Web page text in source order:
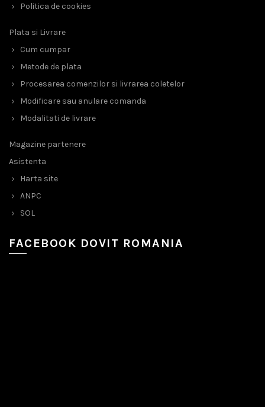
Politica de cookies
Plata si Livrare
Cum cumpar
Metode de plata
Procesarea comenzilor si livrarea coletelor
Modificare sau anulare comanda
Modalitati de livrare
Magazine partenere
Asistenta
Harta site
ANPC
SOL
FACEBOOK DOVIT ROMANIA